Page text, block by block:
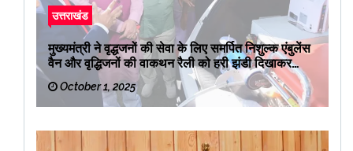
उत्तराखंड
मुख्यमंत्री ने वृद्धजनों की सेवा के लिए समर्पित निशुल्क एंबुलेंस
वैन और वृद्धिजनों की वाकथन रैली को हरी झंडी दिखाकर
रवाना किया
October 1, 2025